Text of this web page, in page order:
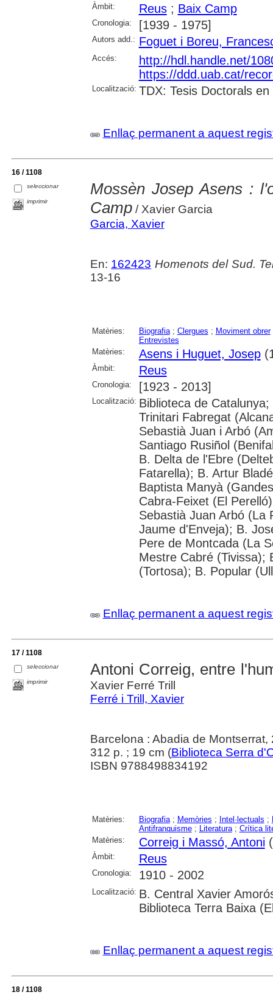
Àmbit:
Reus; Baix Camp
Cronologia: [1939 - 1975]
Autors add.: Foguet i Boreu,
Accés:
http://hdl.handle.net/
https://ddd.uab.cat/
Localització: TDX: Tesis Doctorals en
Enllaç permanent a aquest
16 / 1108
seleccionar
imprimir
Mossèn Josep Asens :
Camp/ Xavier Garcia
Garcia, Xavier
En: 162423 Homenots del Sud.
13-16
Matèries: Biografia; Clergues ; Moviment obrer
Entrevistes
Matèries:
Asens i Huguet, Josep
Àmbit: Reus
Cronologia: [1923 - 2013]
Localització: Biblioteca de
Trinitari Fabregat
Sebastià Juan i Arbó
Santiago Rusiñol
B. Delta de l'Ebre
Fatarella); B. Artur
Baptista Manyà
Cabra-Feixet (El
Sebastià Juan Arbó (La
Jaume d'Enveja); B.
Pere de Montcada (La
Mestre Cabré (Tivissa);
(Tortosa); B. Popular
Enllaç permanent a aquest
17 / 1108
seleccionar
imprimir
Antoni Correig, entre
Xavier Ferré Trill
Ferré i Trill, Xavier
Barcelona : Abadia de Montserrat,
312 p. ; 19 cm (Biblioteca Serra
ISBN 9788498834192
Matèries: Biografia; Memòries ; Intel·lectuals ;
Antifranquisme; Literatura; Crítica
Matèries:
Correig i Massó, Antoni
Àmbit: Reus
Cronologia: 1910 - 2002
Localització: B. Central Xavier
Biblioteca Terra Baixa
Enllaç permanent a aquest
18 / 1108